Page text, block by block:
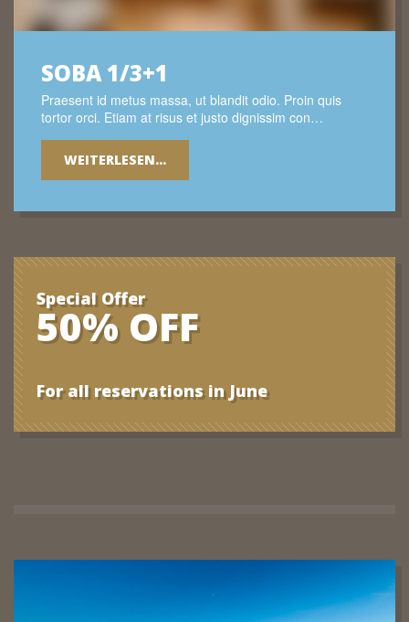
SOBA 1/3+1
Praesent id metus massa, ut blandit odio. Proin quis
tortor orci. Etiam at risus et justo dignissim con…
WEITERLESEN...
Special Offer
50% OFF
For all reservations in June